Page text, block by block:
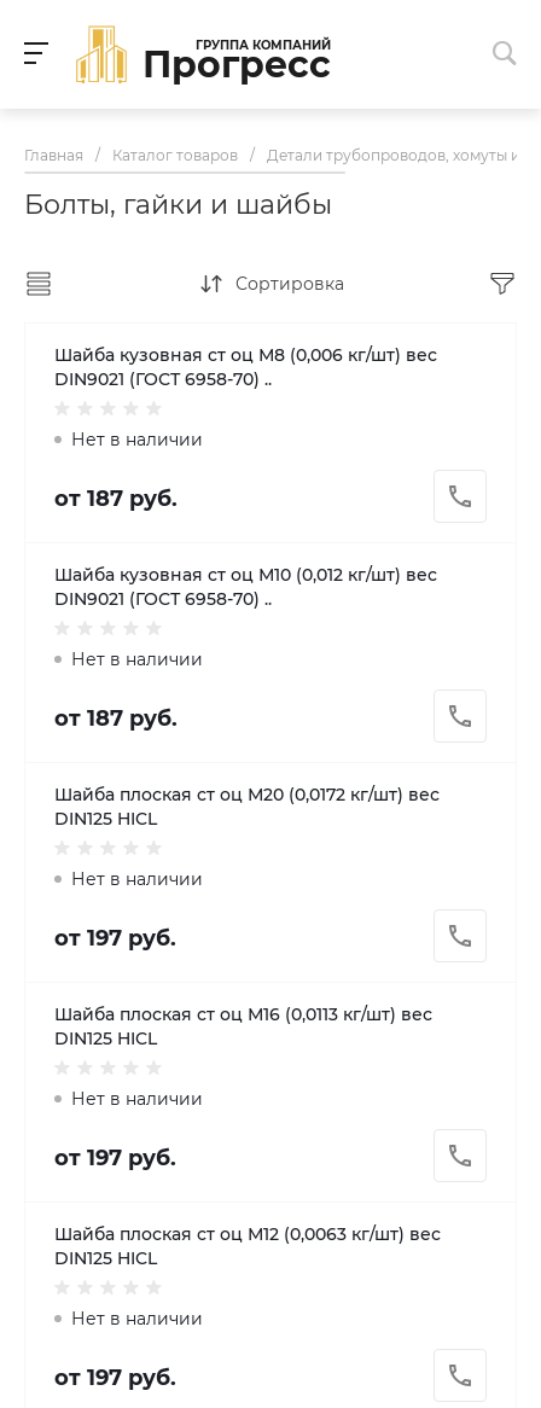
ГРУППА КОМПАНИЙ
Прогресс
Главная / Каталог товаров / Детали трубопроводов, хомуты и
Болты, гайки и шайбы
Сортировка
Шайба кузовная ст оц М8 (0,006 кг/шт) вес
DIN9021 (ГОСТ 6958-70) ..
Нет в наличии
от 187 руб.
Шайба кузовная ст оц М10 (0,012 кг/шт) вес
DIN9021 (ГОСТ 6958-70) ..
Нет в наличии
от 187 руб.
Шайба плоская ст оц М20 (0,0172 кг/шт) вес
DIN125 HICL
Нет в наличии
от 197 руб.
Шайба плоская ст оц М16 (0,0113 кг/шт) вес
DIN125 HICL
Нет в наличии
от 197 руб.
Шайба плоская ст оц М12 (0,0063 кг/шт) вес
DIN125 HICL
Нет в наличии
от 197 руб.